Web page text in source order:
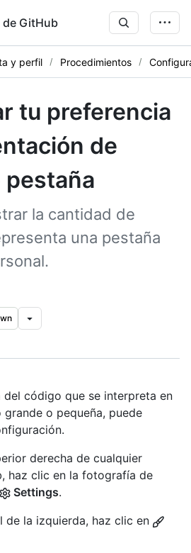
GitHub
y perfil Procedimientos
tu preferencia
de
pestaña
la cantidad de
una pestaña
del código que se interpreta en
o pequeña, puede
derecha de cualquier
haz clic en la fotografía de
Settings.
de la izquierda, haz clic en